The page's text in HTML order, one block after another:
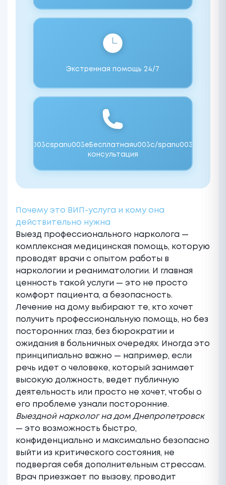
Экстренная помощь 24/7
u003cspanu003eБесплатнаяu003c/spanu003e
консультация
Почему это ВИП-услуга и кому она
действительно нужна
Выезд профессионального нарколога —
комплексная медицинская помощь, которую
проводят врачи с опытом работы в
наркологии и реаниматологии. И главная
ценность такой услуги — это не просто
комфорт пациента, а безопасность.
Лечение на дому выбирают те, кто хочет
получить профессиональную помощь, но без
посторонних глаз, без бюрократии и
ожидания в больничных очередях. Иногда это
принципиально важно — например, если
речь идет о человеке, который занимает
высокую должность, ведет публичную
деятельность или просто не хочет, чтобы о
его проблеме узнали посторонние.
Выездной нарколог на дом Днепропетровск
— это возможность быстро,
конфиденциально и максимально безопасно
выйти из критического состояния, не
подвергая себя дополнительным стрессам.
Врач приезжает по вызову, проводит